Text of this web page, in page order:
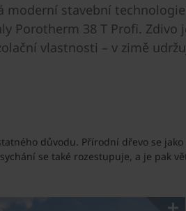
stavební
Porotherm 38 T Profi.
vlastnosti – v zimě
důvodu. Přírodní dřevo se
se také rozestupuje, a je pak